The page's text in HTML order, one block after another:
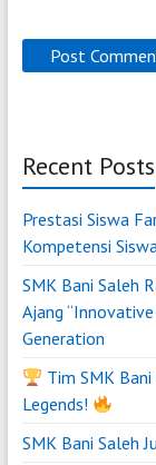
Recent Posts
Prestasi Siswa
Kompetensi
SMK Bani Saleh
Ajang
Generation
Tim SMK
Legends!
SMK Bani Saleh